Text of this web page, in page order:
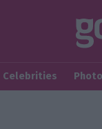
Celebrities